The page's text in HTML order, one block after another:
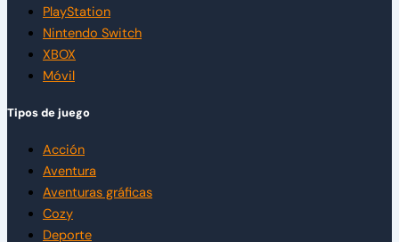
PlayStation
Nintendo Switch
XBOX
Móvil
Tipos de juego
Acción
Aventura
Aventuras gráficas
Cozy
Deporte